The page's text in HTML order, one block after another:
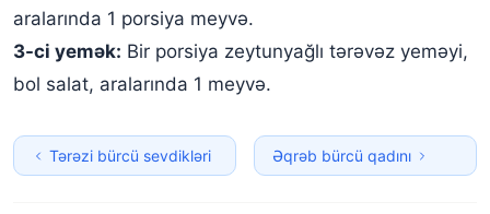
aralarında 1 porsiya meyvə.
3-ci yemək: Bir porsiya zeytunyağlı tərəvəz yeməyi,
bol salat, aralarında 1 meyvə.
Tərəzi bürcü sevdikləri Əqrəb bürcü qadını